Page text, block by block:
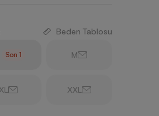
Beden Tablosu
Son 1 M
XL XXL